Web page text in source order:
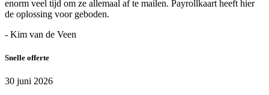
enorm veel tijd om ze allemaal af te mailen. Payrollkaart heeft hier
de oplossing voor geboden.
- Kim van de Veen
Snelle offerte
30 juni 2026